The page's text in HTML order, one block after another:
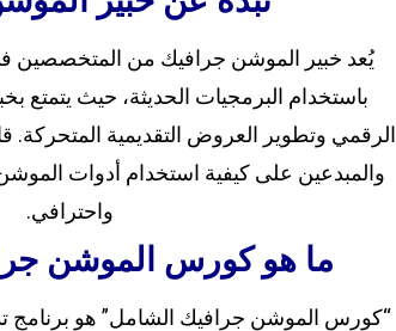
يُعد خبير الموشن جرافيك من المتخصصين
باستخدام البرمجيات الحديثة، حيث يتمتع
الرقمي وتطوير العروض التقديمية المتحركة.
والمبدعين على كيفية استخدام أدوات
واحترافي.
ما هو كورس الموشن
“كورس الموشن جرافيك الشامل” هو برنامج